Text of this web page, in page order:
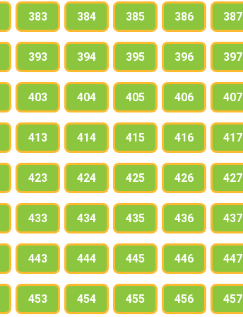
383 384 385 386 387
393 394 395 396 397
403 404 405 406 407
413 414 415 416 417
423 424 425 426 427
433 434 435 436 437
443 444 445 446 447
453 454 455 456 457